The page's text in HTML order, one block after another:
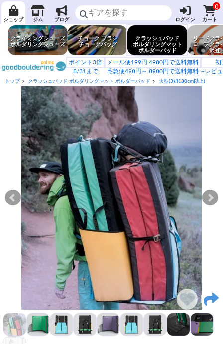
ショップ ジム ブログ ログイン
0
カート
クライミングシューズ
ボルダリングシューズ
チョーク ブラシ
チョークバッグ
クラッシュパッド
ボルダリングマット
ボルダーパッド
リードクラ
ロープクラ
沢登
ポイント3倍
8/31まで
メール便199円 4980円で送料無料
宅急便498円～ 8980円で送料無料
初
+レビ
トップ クラッシュパッド ボルダリングマット ボルダーパッド 大型(3辺180cm以上)